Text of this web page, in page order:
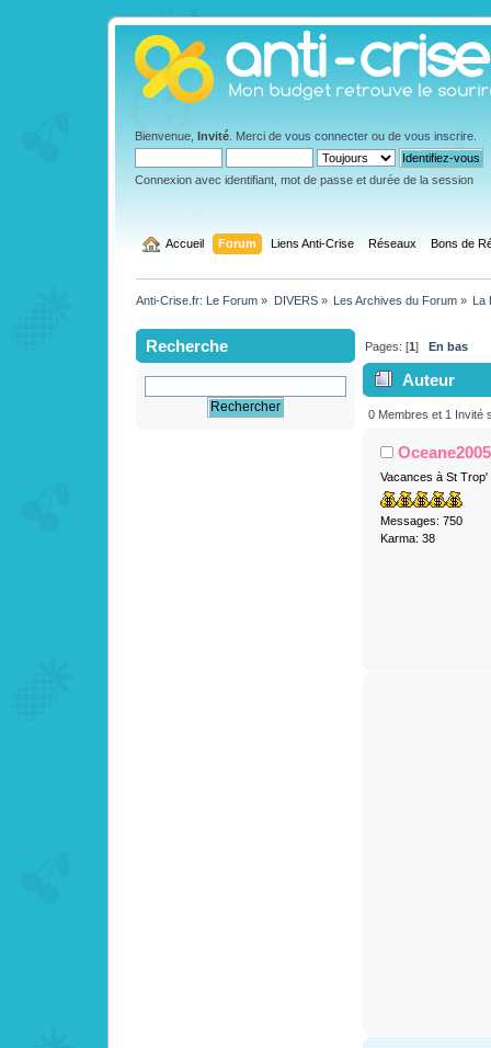
Bienvenue, Invité . Merci de vous connecter ou de vous inscrire
Connexion avec identifiant, mot de passe et durée de la session
Accueil Forum Liens Anti-Crise Réseaux Bons de
Anti-Crise.fr: Le Forum » DIVERS» Les Archives du Forum» La
Recherche Pages: [1]En bas
Auteur
34% (Lu
0 Membres et 1 Invité
Oceane2005
Vacances à St Trop'
Messages: 750
Karma: 38